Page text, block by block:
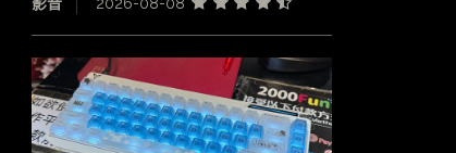
影音 2026-08-08